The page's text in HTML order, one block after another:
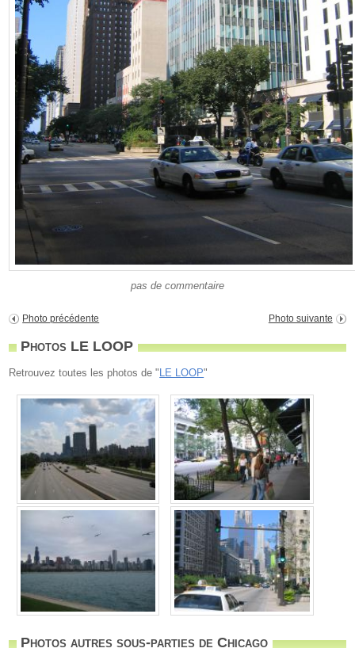
pas de commentaire
Photo précédente Photo suivante
Photos LE LOOP
Retrouvez toutes les photos de " LE LOOP"
Photos autres sous-parties de Chicago